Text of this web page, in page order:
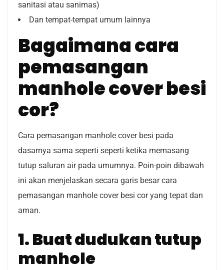
sanitasi atau sanimas)
Dan tempat-tempat umum lainnya
Bagaimana cara
pemasangan
manhole cover besi
cor?
Cara pemasangan manhole cover besi pada
dasarnya sama seperti seperti ketika memasang
tutup saluran air pada umumnya. Poin-poin dibawah
ini akan menjelaskan secara garis besar cara
pemasangan manhole cover besi cor yang tepat dan
aman.
1. Buat dudukan tutup
manhole